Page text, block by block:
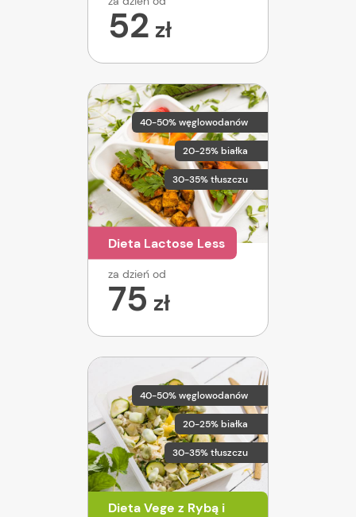
52 zł
40-50% węglowodanów
20-25% białka
30-35% tłuszczu
Dieta Lactose Less
za dzień od
75 zł
40-50% węglowodanów
20-25% białka
30-35% tłuszczu
Dieta Vege z Rybą i